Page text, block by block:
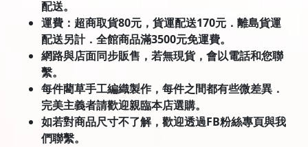
配送。
運費：超商取貨80元，貨運配送170元．離島貨運
配送另計．全館商品滿3500元免運費。
網路與店面同步販售，若無現貨，會以電話和您聯
繫。
每件藺草手工編織製作，每件之間都有些微差異．
完美主義者請歡迎親臨本店選購。
如若對商品尺寸不了解，歡迎透過FB粉絲專頁與我
們聯繫。